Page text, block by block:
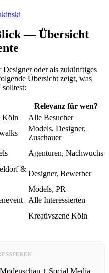
— Übersicht
Designer oder als zukünftiges
Übersicht zeigt, was
Relevanz für wen?
Köln
Alle Besucher
Models, Designer,
Zuschauer
Agenturen, Nachwuchs
&
Designer, Bewerber
Models, PR
Alle Interessierten
Kreativszene Köln